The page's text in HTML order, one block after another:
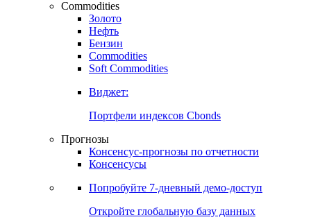
Commodities
Золото
Нефть
Бензин
Commodities
Soft Commodities
Виджет:
Портфели индексов Cbonds
Прогнозы
Консенсус-прогнозы по отчетности
Консенсусы
Попробуйте 7-дневный демо-доступ
Откройте глобальную базу данных